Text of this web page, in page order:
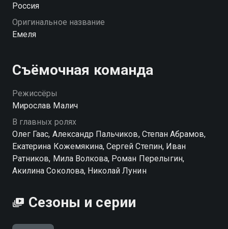
законным путём. «Емеля» — смотрите онлайн в
хорошем качестве.
можете совершенно бесплатно в хорошем HD
Россия
Оригинальное название
Емеля
Съёмочная команда
Режиссёры
Мирослав Малич
В главных ролях
Олег Гаас, Александр Пальчиков, Степан Абрамов,
Екатерина Кожемякина, Сергей Степин, Иван
Ратников, Мила Волкова, Роман Перелыгин,
Акилина Соколова, Николай Лунин
Сезоны и серии